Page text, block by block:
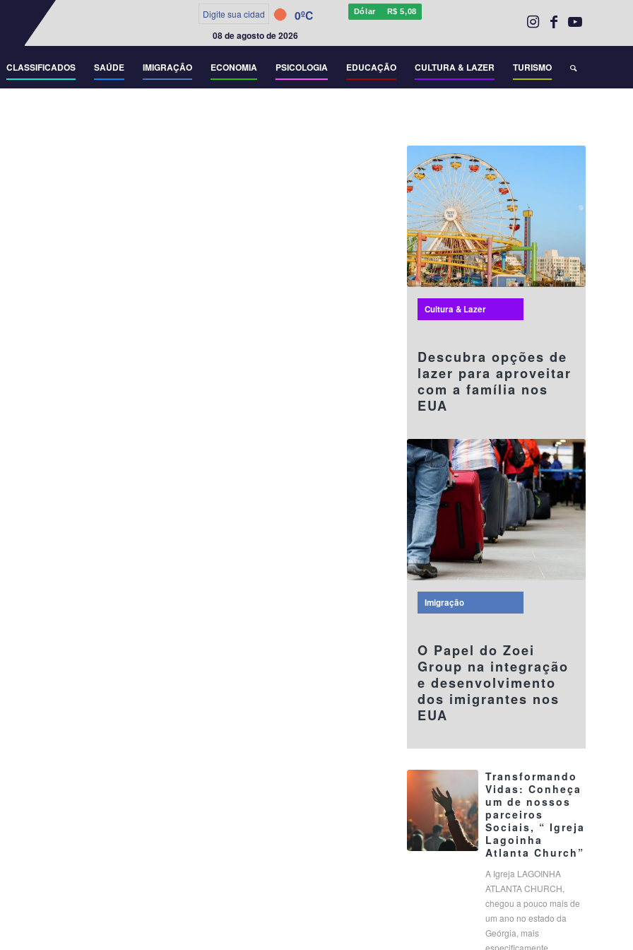
0ºC
08 de agosto de 2026
Dólar R$ 5,08
CLASSIFICADOS SAÚDE IMIGRAÇÃO ECONOMIA PSICOLOGIA EDUCAÇÃO CULTURA & LAZER TURISMO
Cultura & Lazer
Descubra opções de
lazer para aproveitar
com a família nos
EUA
Imigração
O Papel do Zoei
Group na integração
e desenvolvimento
dos imigrantes nos
EUA
Transformando
Vidas: Conheça
um de nossos
parceiros
Sociais, “ Igreja
Lagoinha
Atlanta Church”
A Igreja LAGOINHA
ATLANTA CHURCH,
chegou a pouco mais de
um ano no estado da
Geórgia, mais
especificamente…